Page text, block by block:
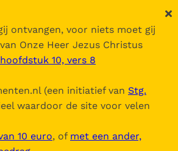
ontvangen, voor niets moet gij
Onze Heer Jezus Christus
10, vers 8
(een initiatief van Stg.
waardoor de site voor velen
10 euro, of met een ander,
Fidei